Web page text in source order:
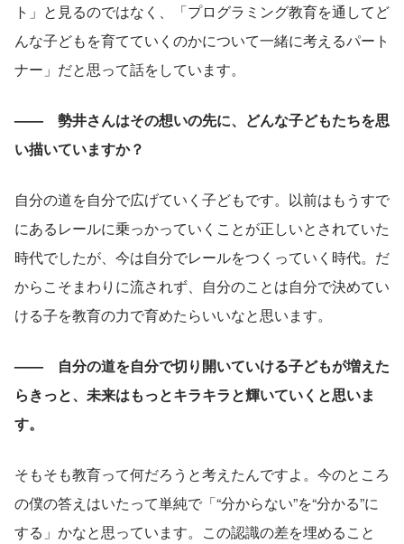
ト」と見るのではなく、「プログラミング教育を通してど
んな子どもを育てていくのかについて一緒に考えるパート
ナー」だと思って話をしています。
——　勢井さんはその想いの先に、どんな子どもたちを思
い描いていますか？
自分の道を自分で広げていく子どもです。以前はもうすで
にあるレールに乗っかっていくことが正しいとされていた
時代でしたが、今は自分でレールをつくっていく時代。だ
からこそまわりに流されず、自分のことは自分で決めてい
ける子を教育の力で育めたらいいなと思います。
——　自分の道を自分で切り開いていける子どもが増えた
らきっと、未来はもっとキラキラと輝いていくと思いま
す。
そもそも教育って何だろうと考えたんですよ。今のところ
の僕の答えはいたって単純で「“分からない”を“分かる”に
する」かなと思っています。この認識の差を埋めること